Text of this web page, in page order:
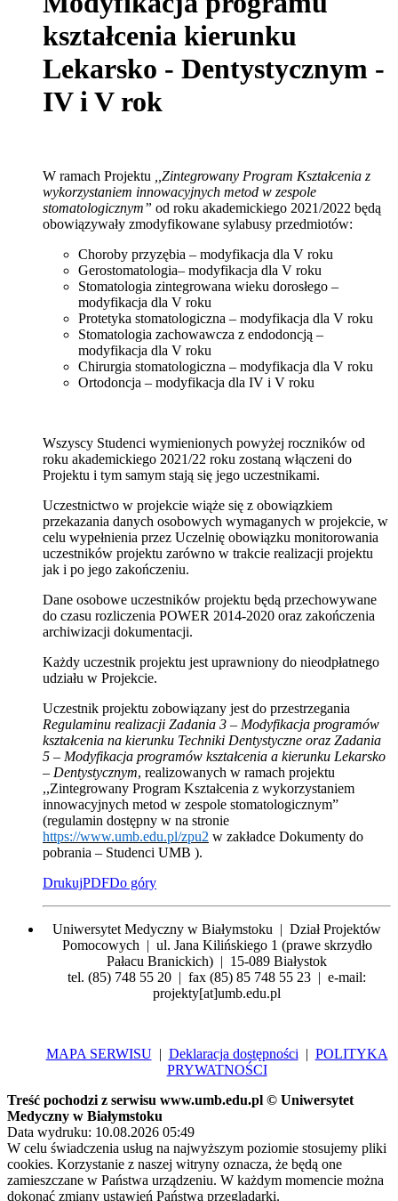
kształcenia kierunku
Lekarsko - Dentystycznym -
IV i V rok
W ramach Projektu
,,Zintegrowany Program Kształcenia z
wykorzystaniem innowacyjnych metod w zespole
stomatologicznym” od roku akademickiego 2021/2022 będą
obowiązywały zmodyfikowane sylabusy przedmiotów:
Choroby przyzębia – modyfikacja dla V roku
Gerostomatologia– modyfikacja dla V roku
Stomatologia zintegrowana wieku dorosłego –
modyfikacja dla V roku
Protetyka stomatologiczna – modyfikacja dla V roku
Stomatologia zachowawcza z endodoncją –
modyfikacja dla V roku
Chirurgia stomatologiczna – modyfikacja dla V roku
Ortodoncja – modyfikacja dla IV i V roku
Wszyscy Studenci wymienionych powyżej roczników od
roku akademickiego 2021/22 roku zostaną włączeni do
Projektu i tym samym stają się jego uczestnikami.
Uczestnictwo w projekcie wiąże się z obowiązkiem
przekazania danych osobowych wymaganych w projekcie, w
celu wypełnienia przez Uczelnię obowiązku monitorowania
uczestników projektu zarówno w trakcie realizacji projektu
jak i po jego zakończeniu.
Dane osobowe uczestników projektu będą przechowywane
do czasu rozliczenia POWER 2014-2020 oraz zakończenia
archiwizacji dokumentacji.
Każdy uczestnik projektu jest uprawniony do nieodpłatnego
udziału w Projekcie.
Uczestnik projektu zobowiązany jest do przestrzegania
Regulaminu realizacji Zadania 3 – Modyfikacja programów
kształcenia na kierunku Techniki Dentystyczne oraz Zadania
5 – Modyfikacja programów kształcenia a kierunku Lekarsko
– Dentystycznym, realizowanych w ramach projektu
,,Zintegrowany Program Kształcenia z wykorzystaniem
innowacyjnych metod w zespole stomatologicznym”
(regulamin dostępny w na stronie
https://www.umb.edu.pl/zpu2 w zakładce Dokumenty do
pobrania – Studenci UMB ).
DrukujPDFDo góry
Uniwersytet Medyczny w Białymstoku | Dział Projektów
Pomocowych | ul. Jana Kilińskiego 1 (prawe skrzydło
Pałacu Branickich) | 15-089 Białystok
tel. (85) 748 55 20 | fax (85) 85 748 55 23 | e-mail:
projekty[at]umb.edu.pl
MAPA SERWISU| Deklaracja dostępności | POLITYKA
PRYWATNOŚCI
Treść pochodzi z serwisu www.umb.edu.pl © Uniwersytet
Medyczny w Białymstoku
Data wydruku: 10.08.2026 05:49
W celu świadczenia usług na najwyższym poziomie stosujemy pliki
cookies. Korzystanie z naszej witryny oznacza, że będą one
zamieszczane w Państwa urządzeniu. W każdym momencie można
dokonać zmiany ustawień Państwa przeglądarki.